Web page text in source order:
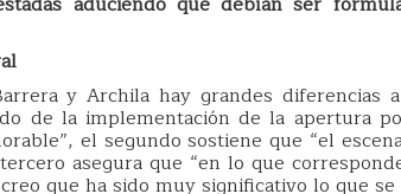
y Archila hay grandes diferencias
de la implementación de la apertura
el segundo sostiene que “el
asegura que “en lo que
que ha sido muy significativo lo que se